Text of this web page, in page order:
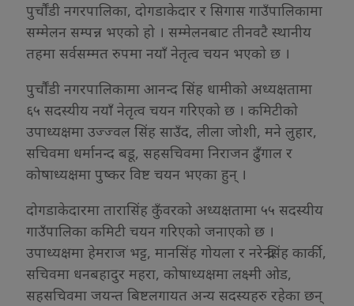
पुर्चौंडी नगरपालिका, दोगडाकेदार र सिगास गाउँपालिकामा
सम्मेलन सम्पन्न भएको हो । सम्मेलनबाट तीनवटै स्थानीय
तहमा सर्वसम्मत रुपमा नयाँ नेतृत्व चयन भएको छ ।
पुर्चौंडी नगरपालिकामा आनन्द सिंह धामीको अध्यक्षतामा
६५ सदस्यीय नयाँ नेतृत्व चयन गरिएको छ । कमिटीको
उपाध्यक्षमा उज्ज्वल सिंह साउँद, लीला जोशी, मने लुहार,
सचिवमा धर्मानन्द बडू, सहसचिवमा निराजन ढुँगाल र
कोषाध्यक्षमा पुष्कर विष्ट चयन भएका हुन् ।
दोगडाकेदारमा तारासिंह कुँवरको अध्यक्षतामा ५५ सदस्यीय
गाउँपालिका कमिटी चयन गरिएको जनाएको छ ।
उपाध्यक्षमा हेमराज भट्ट, मानसिंह गोयला र नरेन्द्रसिंह कार्की,
सचिवमा धनबहादुर महरा, कोषाध्यक्षमा लक्ष्मी ओड,
सहसचिवमा जयन्त बिष्टलगायत अन्य सदस्यहरु रहेका छन्